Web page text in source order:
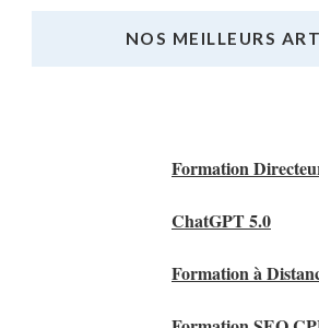
NOS MEILLEURS
Formation
ChatGPT 5.0
Formation à